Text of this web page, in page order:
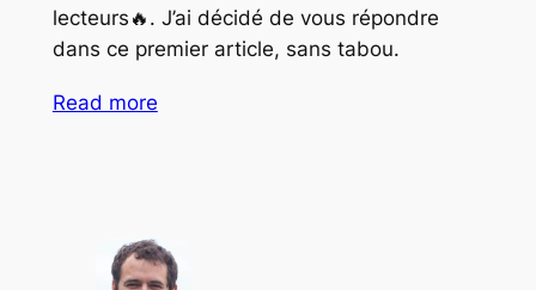
lecteurs🔥. J’ai décidé de vous répondre
dans ce premier article, sans tabou.
Read more